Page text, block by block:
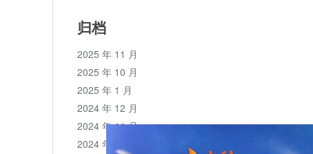
归档
2025 年 11 月
2025 年 10 月
2025 年 1 月
2024 年 12 月
2024 年 11 月
2024 年 10 月